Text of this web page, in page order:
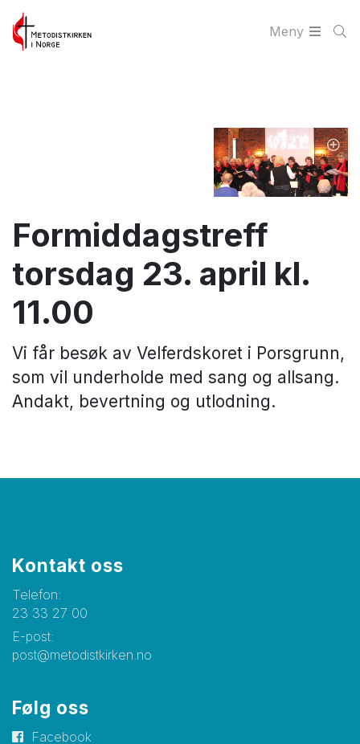
Meny
Formiddagstreff
torsdag 23. april kl.
11.00
Vi får besøk av Velferdskoret i Porsgrunn,
som vil underholde med sang og allsang.
Andakt, bevertning og utlodning.
Kontakt oss
Telefon:
23 33 27 00
E-post:
post@metodistkirken.no
Følg oss
Facebook